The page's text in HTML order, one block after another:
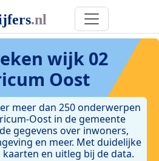
wijk 02
Oost
meer dan 250 onderwerpen
Oost in de gemeente
gegevens over inwoners,
en meer. Met duidelijke
en uitleg bij de data.